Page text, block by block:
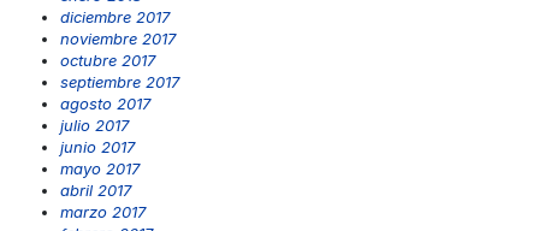
diciembre 2017
noviembre 2017
octubre 2017
septiembre 2017
agosto 2017
julio 2017
junio 2017
mayo 2017
abril 2017
marzo 2017